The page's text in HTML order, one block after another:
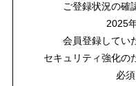
ご登録状況の確
2025
会員登録してい
セキュリティ強化の
必